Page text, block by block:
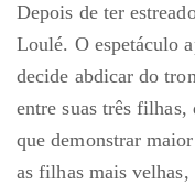
Depois de ter
Loulé. O espetáculo
decide abdicar do
entre suas três filhas,
que demonstrar
as filhas mais velhas,